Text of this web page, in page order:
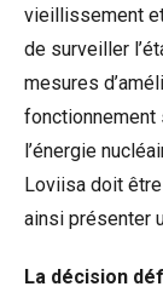
vieillissement
de surveiller
mesures
fonctionnement
l’énergie
Loviisa doit
ainsi présenter
La décision